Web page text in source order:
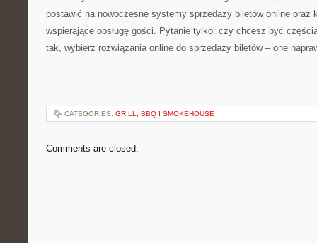
postawić na nowoczesne systemy sprzedaży biletów online oraz
wspierające obsługę gości. Pytanie tylko: czy chcesz być
tak, wybierz rozwiązania online do sprzedaży biletów – one
CATEGORIES: GRILL, BBQ I SMOKEHOUSE
Comments are closed.